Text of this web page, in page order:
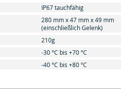
IP67 tauchfähig
280 mm x 47 mm x 49 mm
(einschließlich Gelenk)
210g
-30 °C bis +70 °C
-40 °C bis +80 °C